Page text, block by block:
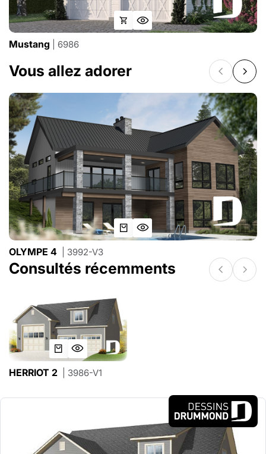
Mustang | 6986
Vous allez adorer
OLYMPE 4 | 3992-V3
Consultés récemments
HERRIOT 2 | 3986-V1